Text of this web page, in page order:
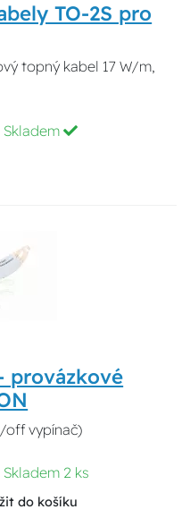
TO-2S pro
topný kabel 17 W/m,
Skladem
provázkové
off vypínač)
Skladem 2 ks
do košíku